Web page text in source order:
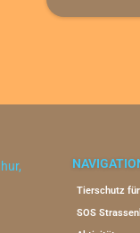
Tierschutz
SOS